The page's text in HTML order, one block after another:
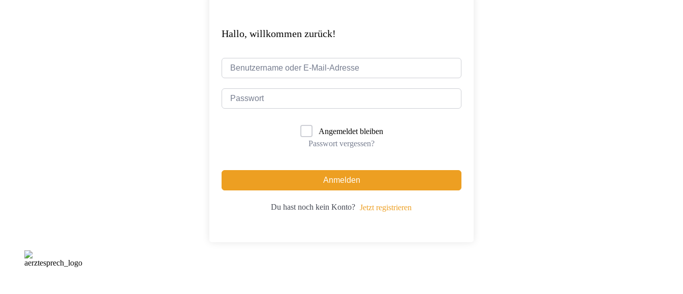
Hallo, willkommen zurück!
Angemeldet bleiben
Passwort vergessen?
Anmelden
Du hast noch kein Konto? Jetzt registrieren